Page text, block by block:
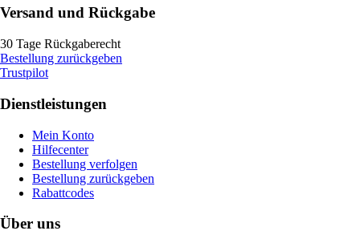
Versand und Rückgabe
30 Tage Rückgaberecht
Bestellung zurückgeben
Trustpilot
Dienstleistungen
Mein Konto
Hilfecenter
Bestellung verfolgen
Bestellung zurückgeben
Rabattcodes
Über uns